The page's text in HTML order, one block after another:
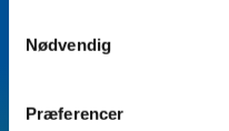
Nødvendig
Præferencer